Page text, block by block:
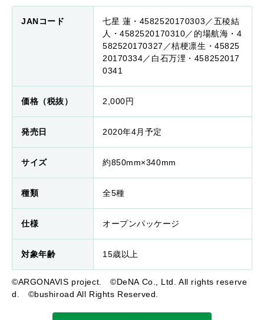
JANコード
七星 蓮・4582520170303／五稜結
人・4582520170310／的場航海・4
582520170327／桔梗凛生・45825
20170334／白石万浬・458252017
0341
価格（税抜） 2,000円
発売日 2020年4月予定
サイズ 約850mm×340mm
種類 全5種
仕様 オープンパッケージ
対象年齢 15歳以上
©ARGONAVIS project. ©DeNA Co., Ltd. All rights reserve
d. ©bushiroad All Rights Reserved.